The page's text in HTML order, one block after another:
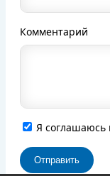
Комментарий
Я соглашаюсь